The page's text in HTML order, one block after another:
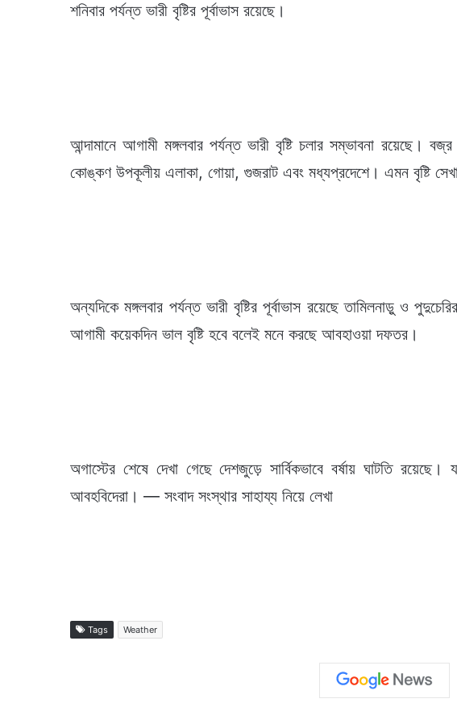
শনিবার পর্যন্ত ভারী বৃষ্টির পূর্বাভাস রয়েছে।
আন্দামানে আগামী মঙ্গলবার পর্যন্ত ভারী বৃষ্টি চলার সম্ভাবনা রয়েছে। বজ্র
কোঙ্কণ উপকূলীয় এলাকা, গোয়া, গুজরাট এবং মধ্যপ্রদেশে। এমন বৃষ্টি
অন্যদিকে মঙ্গলবার পর্যন্ত ভারী বৃষ্টির পূর্বাভাস রয়েছে তামিলনাড়ু ও
আগামী কয়েকদিন ভাল বৃষ্টি হবে বলেই মনে করছে আবহাওয়া দফতর।
অগাস্টের শেষে দেখা গেছে দেশজুড়ে সার্বিকভাবে বর্ষায় ঘাটতি
আবহবিদেরা। — সংবাদ সংস্থার সাহায্য নিয়ে লেখা
Tags Weather